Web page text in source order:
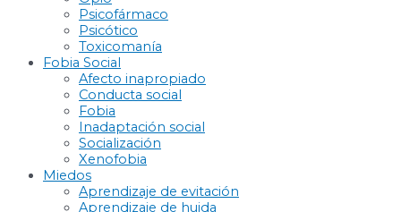
Psicofármaco
Psicótico
Toxicomanía
Fobia Social
Afecto inapropiado
Conducta social
Fobia
Inadaptación social
Socialización
Xenofobia
Miedos
Aprendizaje de evitación
Aprendizaje de huida